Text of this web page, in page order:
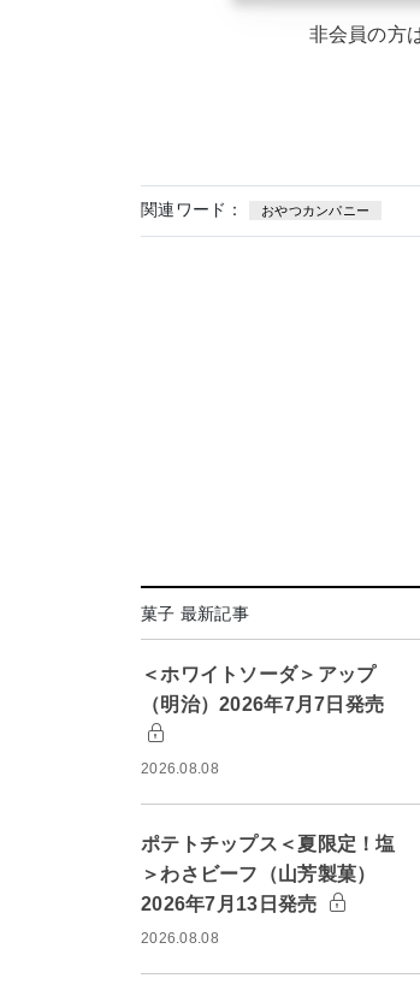
非会員の方
関連ワード： おやつカンパニー
菓子 最新記事
＜ホワイトソーダ＞アップ
（明治）2026年7月7日発売
2026.08.08
ポテトチップス＜夏限定！塩
＞わさビーフ（山芳製菓）
2026年7月13日発売
2026.08.08